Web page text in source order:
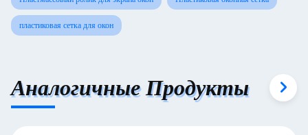
пластиковая сетка для окон
Аналогичные Продукты